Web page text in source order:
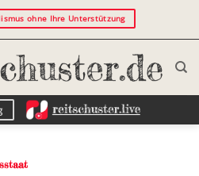
ohne Ihre Unterstützung